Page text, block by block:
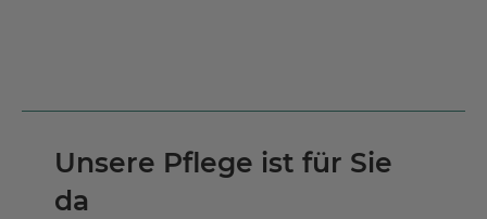
Unsere Pflege ist für Sie
da